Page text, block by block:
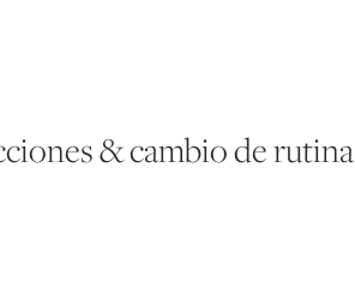
& cambio de rutina